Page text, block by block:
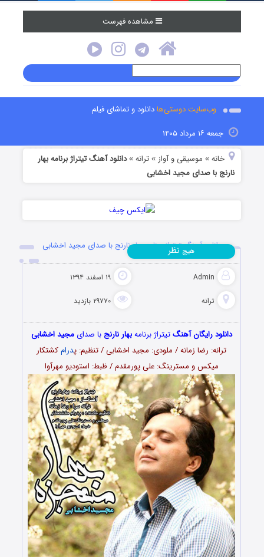
مشاهده فهرست
وب‌سایت دوستی‌هادانلود و تماشای فیلم
جمعه ۱۶ مرداد ۱۴۰۵
خانه » موسیقی و آواز »ترانه »دانلود آهنگ تیتراژ برنامه بهار
نارنج با صدای مجید اخشابی
دانلود آهنگ تیتراژ برنامه بهار نارنج با صدای مجید اخشابی
Admin ۱۹ اسفند ۱۳۹۴
ترانه ۲۹۷۷۰ بازدید
هیچ نظر
دانلود رایگان آهنگتیتراژ برنامهبهار نارنج با صدایمجید اخشابی
ترانه: رضا زمانه / ملودی: مجید اخشابی / تنظیم: پدرامکشتکار
میکس و مسترینگ: علی پورمقدم / ظبط: استودیو مهرآوا